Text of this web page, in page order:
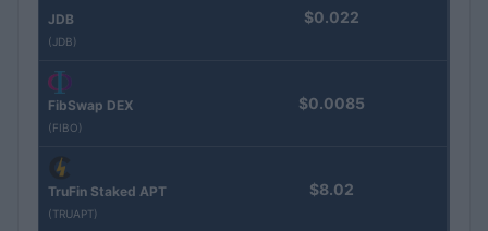
JDB
(JDB)
$0.022
FibSwap DEX
(FIBO)
$0.0085
TruFin Staked APT
(TRUAPT)
$8.02